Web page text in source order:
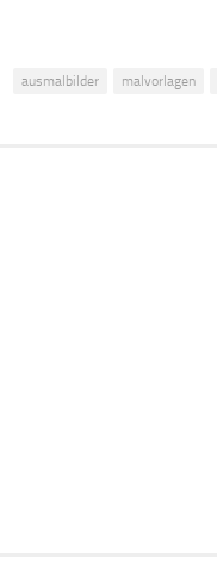
ausmalbilder malvorlagen